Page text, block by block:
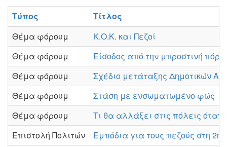
Τύπος
Τίτλος
Θέμα φόρουμ
Κ.Ο.Κ. και Πεζοί
Θέμα φόρουμ
Είσοδος από την μπροστινή
Θέμα φόρουμ
Σχέδιο μετάταξης Δημοτικών
Θέμα φόρουμ
Στάση με ενσωματωμένο φώς
Θέμα φόρουμ
Τι θα αλλάξει στις πόλεις
Επιστολή Πολιτών
Εμπόδια για τους πεζούς στη